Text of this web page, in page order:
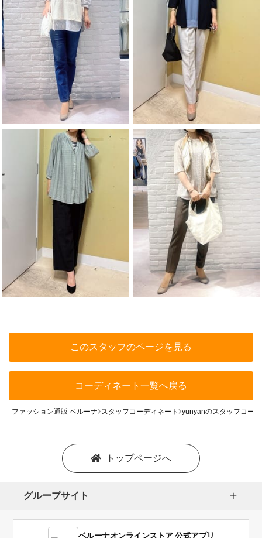
このスタッフのページを見る
コーディネート一覧へ戻る
ファッション通販 ベルーナ スタッフコーディネート yunyanのスタッフコー
トップページへ
グループサイト
ベルーナオンラインストア 公式アプリ